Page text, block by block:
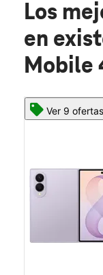
Los
en
Mobile
Ver 9 ofertas